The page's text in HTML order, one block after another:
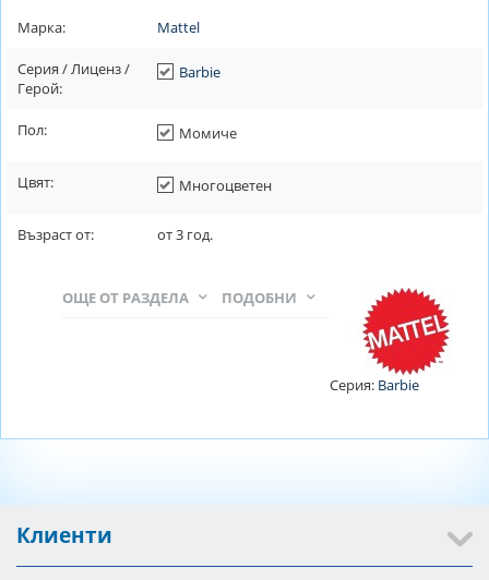
Марка: Mattel
Серия / Лиценз /
Герой:
Barbie
Пол: Момиче
Цвят: Многоцветен
Възраст от: от3 год.
Серия: Barbie
ПОДОБНИ
ОЩЕ ОТ РАЗДЕЛА
Клиенти